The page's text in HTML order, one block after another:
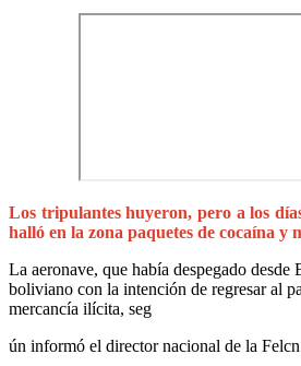
Los tripulantes huyeron, pero a los
halló en la zona paquetes de cocaína y
La aeronave, que había despegado
boliviano con la intención de regresar al
mercancía ilícita, seg
ún informó el director nacional de la